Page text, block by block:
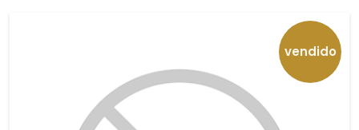
vendido